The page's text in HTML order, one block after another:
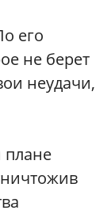
его
не берет
неудачи,
плане